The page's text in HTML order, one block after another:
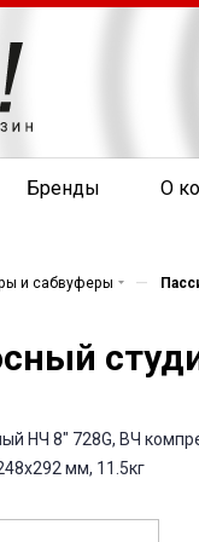
Бренды О
и сабвуферы —
НЧ 8" 728G, ВЧ
мм, 11.5кг